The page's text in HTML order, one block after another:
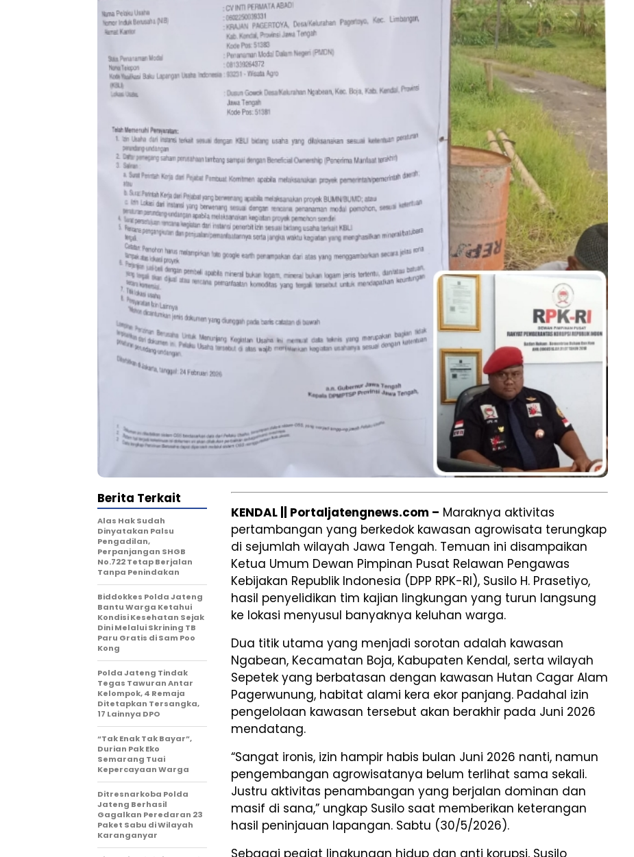
KENDAL || Portaljatengnews.com – Maraknya aktivitas
pertambangan yang berkedok kawasan agrowisata terungkap
di sejumlah wilayah Jawa Tengah. Temuan ini disampaikan
Ketua Umum Dewan Pimpinan Pusat Relawan Pengawas
Kebijakan Republik Indonesia (DPP RPK-RI), Susilo H. Prasetiyo,
hasil penyelidikan tim kajian lingkungan yang turun langsung
ke lokasi menyusul banyaknya keluhan warga.
Dua titik utama yang menjadi sorotan adalah kawasan
Ngabean, Kecamatan Boja, Kabupaten Kendal, serta wilayah
Sepetek yang berbatasan dengan kawasan Hutan Cagar Alam
Pagerwunung, habitat alami kera ekor panjang. Padahal izin
pengelolaan kawasan tersebut akan berakhir pada Juni 2026
mendatang.
“Sangat ironis, izin hampir habis bulan Juni 2026 nanti, namun
pengembangan agrowisatanya belum terlihat sama sekali.
Justru aktivitas penambangan yang berjalan dominan dan
masif di sana,” ungkap Susilo saat memberikan keterangan
hasil peninjauan lapangan. Sabtu (30/5/2026).
Sebagai pegiat lingkungan hidup dan anti korupsi, Susilo
Berita Terkait
Alas Hak Sudah
Dinyatakan Palsu
Pengadilan,
Perpanjangan SHGB
No.722 Tetap Berjalan
Tanpa Penindakan
Biddokkes Polda Jateng
Bantu Warga Ketahui
Kondisi Kesehatan Sejak
Dini Melalui Skrining TB
Paru Gratis di Sam Poo
Kong
Polda Jateng Tindak
Tegas Tawuran Antar
Kelompok, 4 Remaja
Ditetapkan Tersangka,
17 Lainnya DPO
“Tak Enak Tak Bayar”,
Durian Pak Eko
Semarang Tuai
Kepercayaan Warga
Ditresnarkoba Polda
Jateng Berhasil
Gagalkan Peredaran 23
Paket Sabu di Wilayah
Karanganyar